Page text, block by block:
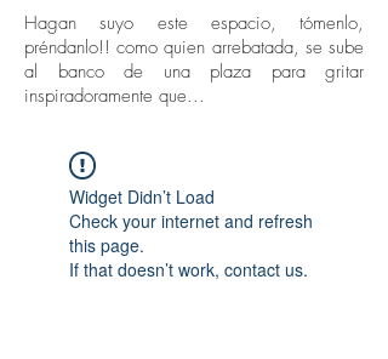
Hagan suyo este espacio, tómenlo,
préndanlo!! como quien arrebatada, se sube
al banco de una plaza para gritar
inspiradoramente que...
Widget Didn’t Load
Check your internet and refresh
this page.
If that doesn’t work, contact us.